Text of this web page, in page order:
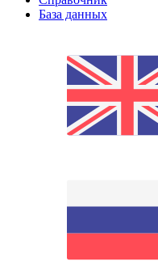
База данных